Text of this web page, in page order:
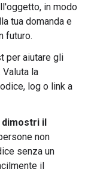
in modo
tua domanda e
futuro.
per aiutare gli
la
log o link a
dimostri il
non
senza un
il